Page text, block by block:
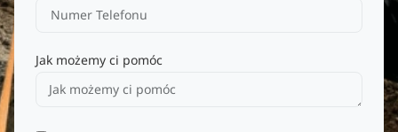
Jak możemy ci pomóc